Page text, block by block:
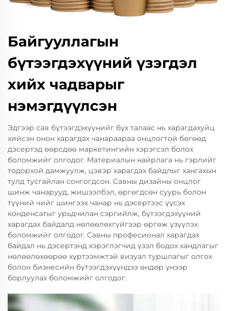
Байгууллагын
бүтээгдэхүүний үзэгдэл
хийх чадварыг
нэмэгдүүлсэн
Эдгээр сав бүтээгдэхүүнийг бүх талаас нь харагдахуйц
хийсэн онон харагдах чанараараа онцлогтой бөгөөд
дэсертэд өөрсдөө маркетингийн хэрэгсэл болох
боломжийг олгодог. Материалын найрлага нь гэрлийг
тодорхой дамжуулж, цэвэр харагдах байдлыг хангахын
тулд тусгайлан сонгогдсон. Савны дизайны онцлог
шинж чанарууд, жишээлбэл, өргөгдсөн суурь болон
түүний чийг шингээх чанар нь дэсертээс үүсэх
конденсатыг урьдчилан сэргийлж, бүтээгдэхүүний
харагдах байдалд нөлөөлөхгүйгээр өргөж үзүүлэх
боломжийг олгодог. Савны професионал харагдах
байдал нь дэсертэнд хэрэглэгчид үзэл бодох хандлагыг
нөлөөлөхөөрөө хүртээмжтэй визуал туршлагыг олгох
болон бизнесийн бүтээгдэхүүндээ өндөр үнээр
борлуулах боломжийг олгодог.